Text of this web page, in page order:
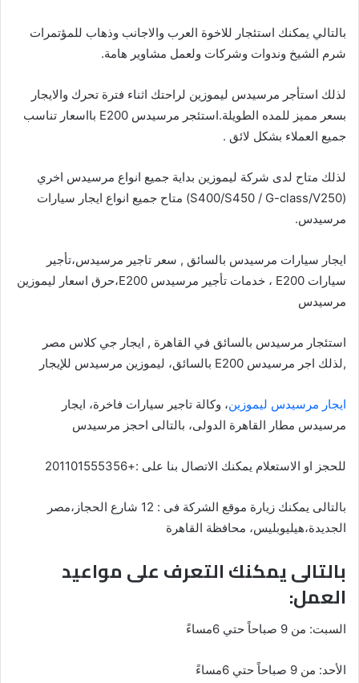
بالتالي يمكنك استئجار للاخوة العرب والاجانب وذهاب للمؤتمرات
شرم الشيخ وندوات وشركات ولعمل مشاوير هامة.
لذلك استأجر مرسيدس ليموزين لراحتك اثناء فترة تحرك والايجار
بسعر مميز للمده الطويلة.استئجر مرسيدس E200 بااسعار تناسب
جميع العملاء بشكل لائق .
لذلك متاح لدى شركة ليموزين بداية جميع انواع مرسيدس اخري
(S400/S450 / G-class/V250) متاح جميع انواع ايجار سيارات
مرسيدس.
ايجار سيارات مرسيدس بالسائق , سعر تاجير مرسيدس،تأجير
سيارات E200 ، خدمات تأجير مرسيدس E200،حرق اسعار ليموزين
مرسيدس
استئجار مرسيدس بالسائق في القاهرة , ايجار جي كلاس مصر
,لذلك اجر مرسيدس E200 بالسائق، ليموزين مرسيدس للإيجار
ايجار مرسيدس ليموزين، وكالة تاجير سيارات فاخرة، ايجار
مرسيدس مطار القاهرة الدولى، بالتالى احجز مرسيدس
للحجز او الاستعلام يمكنك الاتصال بنا على :+201101555356⁩
بالتالى يمكنك زيارة موقع الشركة فى : 12 شارع الحجاز،مصر
الجديدة،هيليوبليس، محافظة القاهرة
بالتالى يمكنك التعرف على مواعيد
العمل:
السبت: من 9 صباحاً حتي 6مساءً
الأحد: من 9 صباحاً حتي 6مساءً